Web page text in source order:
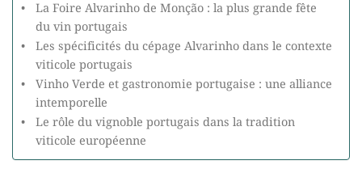
La Foire Alvarinho de Monção : la plus grande fête
du vin portugais
Les spécificités du cépage Alvarinho dans le contexte
viticole portugais
Vinho Verde et gastronomie portugaise : une alliance
intemporelle
Le rôle du vignoble portugais dans la tradition
viticole européenne